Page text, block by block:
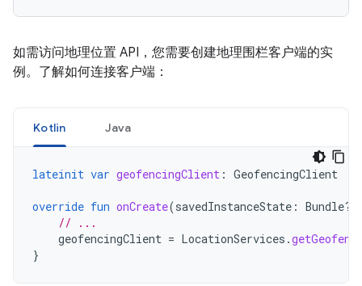
如需访问地理位置 API，您需要创建地理围栏客户端的实
例。了解如何连接客户端：
Kotlin Java
lateinit var geofencingClient : GeofencingClient
override fun onCreate(savedInstanceState : Bundle?)
// ...
geofencingClient = LocationServices .
}